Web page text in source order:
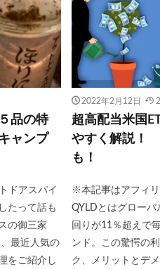
品の特
ャンプ
ドアスパイ
たって話も
の御三家
最近人気の
をご紹介し
2022年2月12日
超高配当米国
やすく解説！
も！
※本記事はアフィ
QYLDとはグローバ
回りが11％超えで
ンド。この驚愕の
ク、メリットとデ